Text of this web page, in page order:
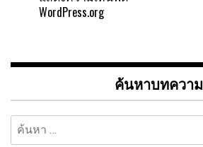
WordPress.org
ค้นหาบทความ
ค้นหา
สำหรับ: